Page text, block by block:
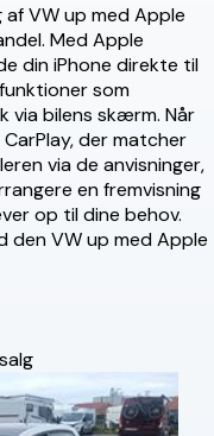
VW up med Apple
Med Apple
din iPhone direkte til
som
via bilens skærm. Når
der matcher
via de anvisninger,
en fremvisning
op til dine behov.
den VW up med Apple